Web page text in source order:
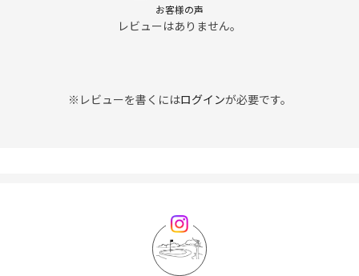
お客様の声
レビューはありません。
※レビューを書くにはログインが必要です。